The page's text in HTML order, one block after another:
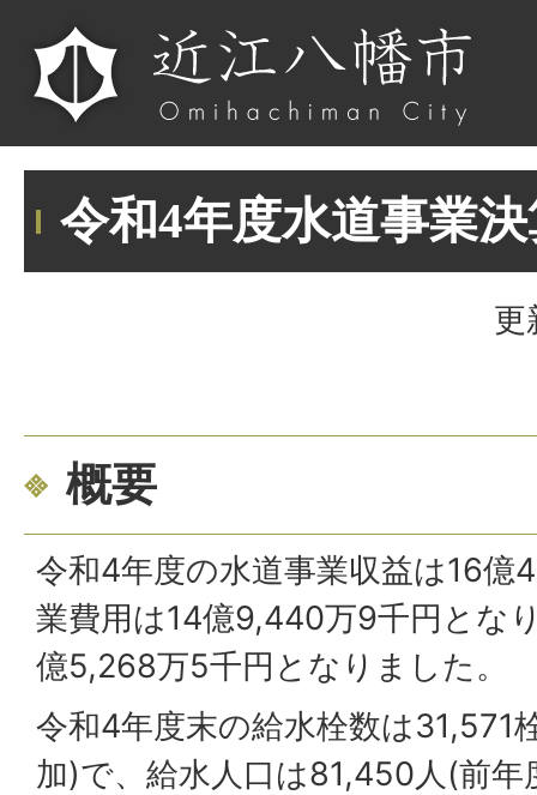
令和4年度水道事業
更
概要
令和4年度の水道事業収益は16億
業費用は14億9,440万9千円とな
億5,268万5千円となりました。
令和4年度末の給水栓数は31,571
加)で、給水人口は81,450人(前